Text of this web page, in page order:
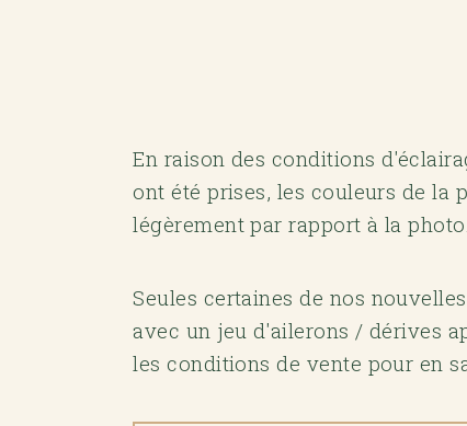
En raison des conditions
ont été prises, les couleurs de la
légèrement par rapport à la photo.
Seules certaines de nos
avec un jeu d'ailerons / dérives
les conditions de vente pour en